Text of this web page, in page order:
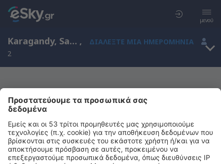
μενού
Karagandy, Sary-Arka, Καζακστάν (KGF) ,
ΔΙΑΛΈΞΤΕ ΜΙΑ ΗΜΕΡΟΜΗΝΊΑ
2
Μας συγχωρείτε, δεν υπάρχουν
αποτελέσματα για την αναζήτησή σας